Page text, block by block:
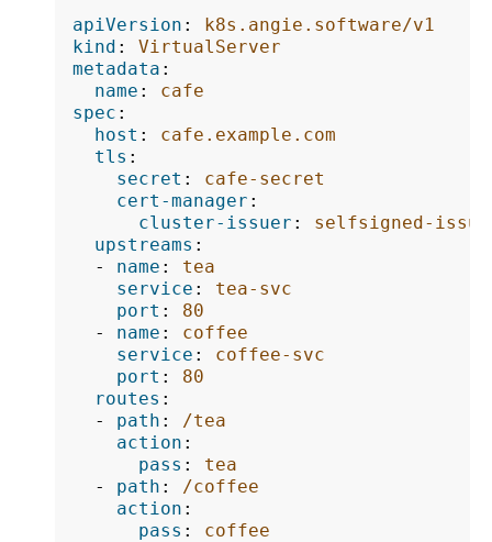
apiVersion :
k8s.angie.software/v1
kind :
VirtualServer
metadata :
name :
cafe
spec :
host :
cafe.example.com
tls :
secret :
cafe-secret
cert-manager :
cluster-issuer :
selfsigned-
upstreams :
-
name :
tea
service :
tea-svc
port :
80
-
name :
coffee
service :
coffee-svc
port :
80
routes :
-
path :
/tea
action :
pass :
tea
-
path :
/coffee
action :
pass : coffee